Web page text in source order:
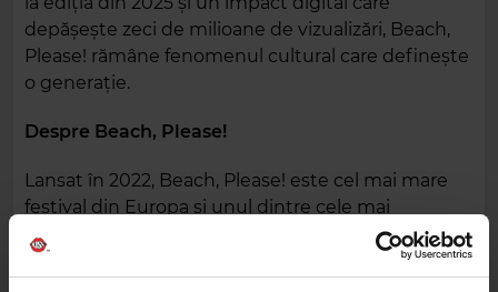
depășește zeci de milioane de vizualizări, Beach,
Please! rămâne fenomenul cultural care definește
o generație.
Despre Beach, Please!
Lansat în 2022, Beach, Please! este cel mai mare
festival din Europa și unul dintre cele mai
influente evenimente muzicale din regiune. A